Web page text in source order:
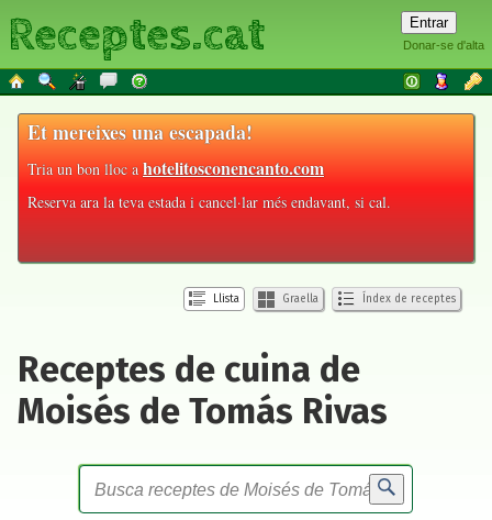
Donar-se d'alta
Receptes.cat
Et mereixes una escapada!
Tria un bon lloc ahotelitosconencanto.com
Reserva ara la teva estada i cancel·lar més endavant, si cal.
Llista Graella Índex de receptes
Receptes de cuina de
Moisés de Tomás Rivas